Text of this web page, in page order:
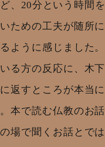
、20分という時間を
ための工夫が随所に
ように感じました。
る方の反応に、木下
返すところが本当に
本で読む仏教のお話
場で聞くお話とでは